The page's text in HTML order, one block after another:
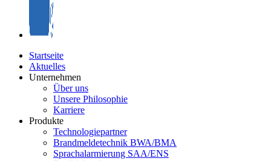
Startseite
Aktuelles
Unternehmen
Über uns
Unsere Philosophie
Karriere
Produkte
Technologiepartner
Brandmeldetechnik BWA/BMA
Sprachalarmierung SAA/ENS